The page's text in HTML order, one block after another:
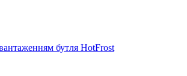
бутля HotFrost